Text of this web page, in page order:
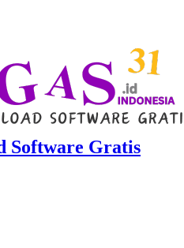
Software Gratis